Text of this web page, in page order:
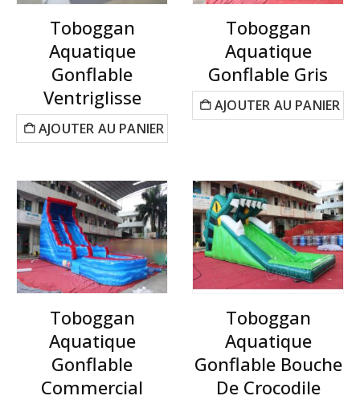
Toboggan
Aquatique
Gonflable
Ventriglisse
AJOUTER AU PANIER
Toboggan
Aquatique
Gonflable Gris
AJOUTER AU PANIER
Toboggan
Aquatique
Gonflable
Commercial
Toboggan
Aquatique
Gonflable Bouche
De Crocodile